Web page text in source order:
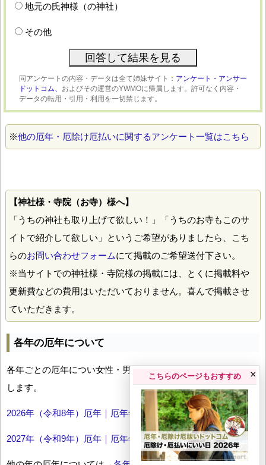
地元の氏神様（の神社）
その他
同アンケートの内容・データは全て姉妹サイト： アンケート・アンサー
ドットコム、 およびその運営のYWMOに帰属します。許可なく内容・
データの転用・引用・利用を一切禁じます。
※他の厄年・厄除け厄払いに関するアンケート一覧はこちら
【神社様・寺院（お寺）様へ】
「うちの神社も取り上げて欲しい！」「うちのお寺もこのサ
イトで紹介して欲しい」というご希望がありましたら、こち
らのお問い合わせフォームにて掲載のご希望送付下さい。
※当サイトでの神社様・寺院様の掲載には、とくに掲載料や
更新費などの費用はいただいておりません。喜んで掲載させ
ていただきます。
各年の厄年について
各年ごとの厄年につい女性・男性の年齢早見表とともにお伝え
します。
2026年（令和8年）厄年｜厄年年齢早見表
2027年（令和9年）厄年｜厄年年齢早見表
こちらのページもおすすめ ×